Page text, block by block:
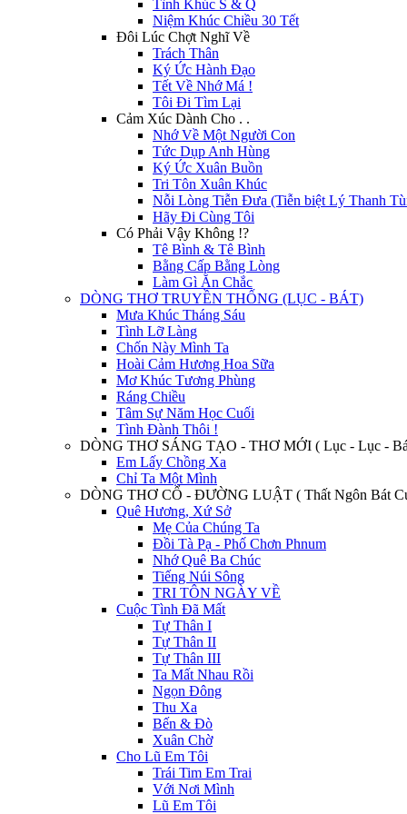
Tình Khúc S & Q
Niệm Khúc Chiều 30 Tết
Đôi Lúc Chợt Nghĩ Về
Trách Thân
Ký Ức Hành Đạo
Tết Về Nhớ Má !
Tôi Đi Tìm Lại
Cảm Xúc Dành Cho . .
Nhớ Về Một Người Con
Tức Dụp Anh Hùng
Ký Ức Xuân Buồn
Tri Tôn Xuân Khúc
Nỗi Lòng Tiễn Đưa (Tiễn biệt Lý Thanh
Hãy Đi Cùng Tôi
Có Phải Vậy Không !?
Tê Bình & Tê Bình
Bằng Cấp Bằng Lòng
Làm Gì Ăn Chắc
DÒNG THƠ TRUYỀN THỐNG (LỤC - BÁT)
Mưa Khúc Tháng Sáu
Tình Lỡ Làng
Chốn Này Mình Ta
Hoài Cảm Hương Hoa Sữa
Mơ Khúc Tương Phùng
Ráng Chiều
Tâm Sự Năm Học Cuối
Tình Đành Thôi !
DÒNG THƠ SÁNG TẠO - THƠ MỚI ( Lục - Lục -
Em Lấy Chồng Xa
Chỉ Ta Một Mình
DÒNG THƠ CỔ - ĐƯỜNG LUẬT ( Thất Ngôn Bát
Quê Hương, Xứ Sở
Mẹ Của Chúng Ta
Đồi Tà Pạ - Phố Chơn Phnum
Nhớ Quê Ba Chúc
Tiếng Núi Sông
TRI TÔN NGÀY VỀ
Cuộc Tình Đã Mất
Tự Thân I
Tự Thân II
Tự Thân III
Ta Mất Nhau Rồi
Ngọn Đông
Thu Xa
Bến & Đò
Xuân Chờ
Cho Lũ Em Tôi
Trái Tim Em Trai
Với Nơi Mình
Lũ Em Tôi